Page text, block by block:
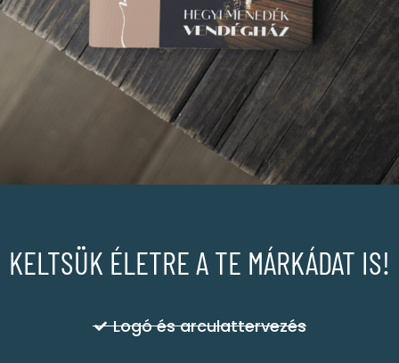
KELTSÜK ÉLETRE A TE MÁRKÁDAT IS!
Logó és arculattervezés